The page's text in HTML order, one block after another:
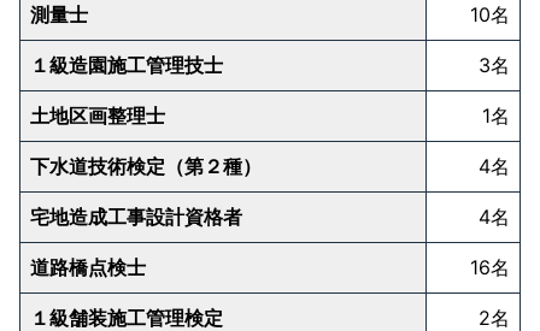
測量士 10名
１級造園施工管理技士 3名
土地区画整理士 1名
下水道技術検定（第２種） 4名
宅地造成工事設計資格者 4名
道路橋点検士 16名
１級舗装施工管理検定 2名